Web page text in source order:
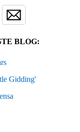
BLOG:
Gidding'